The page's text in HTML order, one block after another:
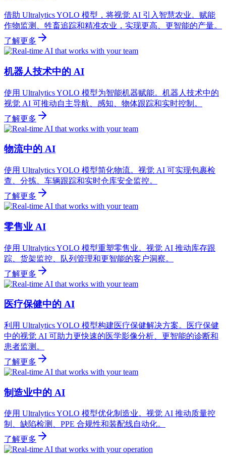
借助 Ultralytics YOLO 模型，将视觉 AI 引入智慧农业。赋能
作物监测、牲畜追踪和精准农业，实现更高、更智能的产量。
了解更多
机器人技术中的 AI
使用 Ultralytics YOLO 模型为智能机器赋能。机器人技术中的
视觉 AI 可推动自主导航、感知、物体跟踪和实时控制。
了解更多
物流中的 AI
使用 Ultralytics YOLO 模型简化物流。视觉 AI 可实现包裹检
查、分拣、车辆跟踪和实时仓库安全监控。
了解更多
零售业 AI
使用 Ultralytics YOLO 模型重塑零售业。视觉 AI 推动库存跟
踪、货架监控、队列管理和更智能的客户洞察。
了解更多
医疗保健中的 AI
利用 Ultralytics YOLO 模型构建医疗保健解决方案。医疗保健
中的视觉 AI 可助力更快速的医学影像分析、更智能的诊断和
患者监测。
了解更多
制造业中的 AI
使用 Ultralytics YOLO 模型优化制造业。视觉 AI 推动质量控
制、缺陷检测、PPE 合规性和装配线自动化。
了解更多